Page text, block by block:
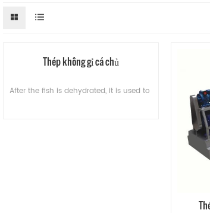
Thép không gỉ cá chủ
After the fish is dehydrated, it is used to remove